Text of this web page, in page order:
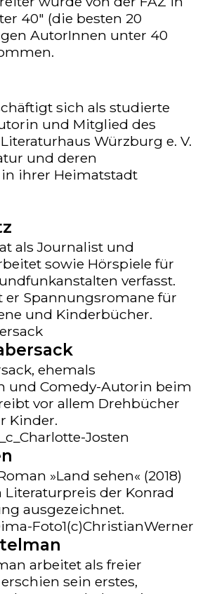
40" (die besten 20
AutorInnen unter 40
sich als studierte
und Mitglied des
Würzburg e. V.
und deren
ihrer Heimatstadt
als Journalist und
sowie Hörspiele für
verfasst.
er Spannungsromane für
und Kinderbücher.
ehemals
und Comedy-Autorin beim
vor allem Drehbücher
Kinder.
»Land sehen« (2018)
der Konrad
ausgezeichnet.
arbeitet als freier
sein erstes,